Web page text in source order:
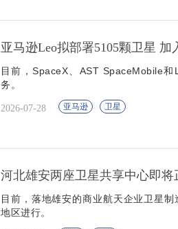
亚马逊Leo拟部署5105颗卫星
目前，SpaceX、AST SpaceMobile
务。
2026-07-28 亚马逊 卫星
河北雄安两座卫星共享中心即将
目前，落地雄安的商业航天企业卫星
地区进行。